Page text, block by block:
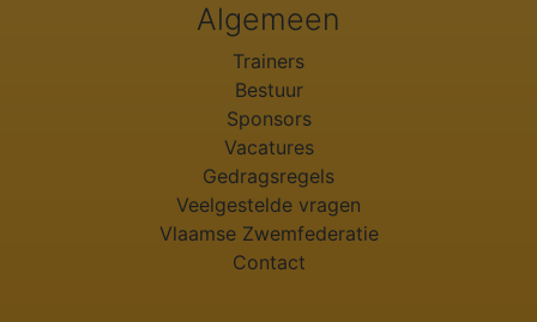
Algemeen
Trainers
Bestuur
Sponsors
Vacatures
Gedragsregels
Veelgestelde vragen
Vlaamse Zwemfederatie
Contact